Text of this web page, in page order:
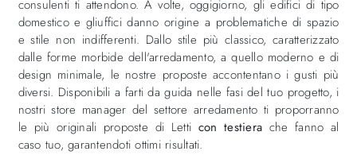
consulenti ti attendono. A volte, oggigiorno, gli edifici di tipo
domestico e gliuffici danno origine a problematiche di spazio
e stile non indifferenti. Dallo stile più classico, caratterizzato
dalle forme morbide dell'arredamento, a quello moderno e di
design minimale, le nostre proposte accontentano i gusti più
diversi. Disponibili a farti da guida nelle fasi del tuo progetto, i
nostri store manager del settore arredamento ti proporranno
le più originali proposte di Letti con testiera che fanno al
caso tuo, garantendoti ottimi risultati.